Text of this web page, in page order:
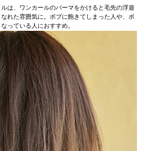
は、ワンカールのパーマをかけると毛先の浮遊
れた雰囲気に。ボブに飽きてしまった人や、ボ
っている人におすすめ。